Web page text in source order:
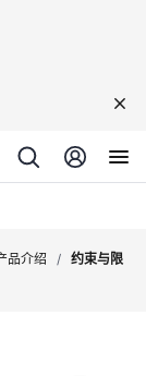
品介绍 / 约束与限